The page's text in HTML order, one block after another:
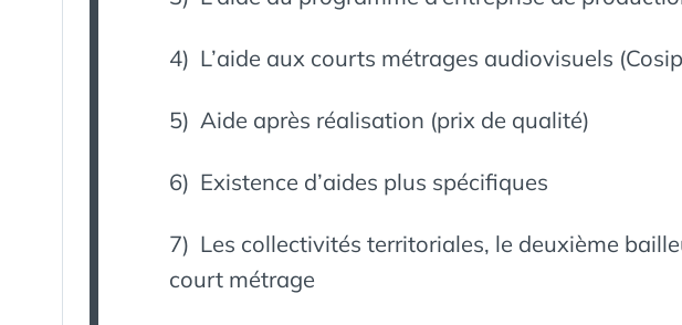
4) L’aide aux courts métrages audiovisuels
5) Aide après réalisation (prix de qualité)
6) Existence d’aides plus spécifiques
7) Les collectivités territoriales, le deuxième
court métrage